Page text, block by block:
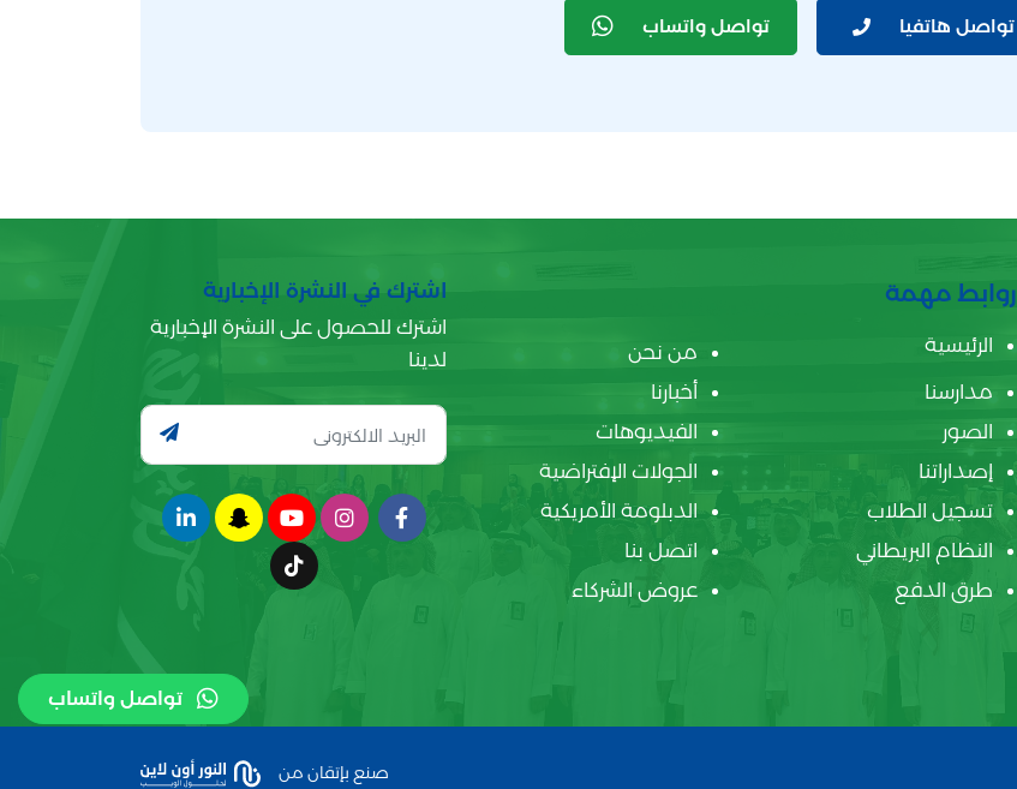
تواصل هاتفيا تواصل واتساب
تواصل واتساب
روابط مهمة
الرئيسية
من نحن
مدارسنا
أخبارنا
الصور
الفيديوهات
إصداراتنا
الجولات الإفتراضية
تسجيل الطلاب
الدبلومة الأمريكية
النظام البريطاني
اتصل بنا
طرق الدفع
عروض الشركاء
اشترك في النشرة الإخبارية
اشترك للحصول على النشرة الإخبارية
لدينا
صنع بإتقان من